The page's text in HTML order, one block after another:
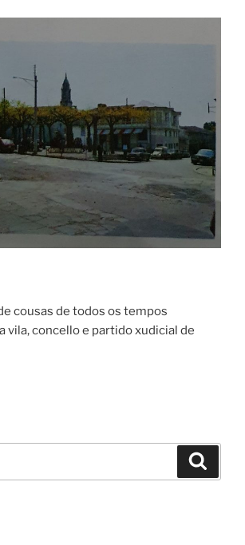
cousas de todos os tempos
vila, concello e partido xudicial de